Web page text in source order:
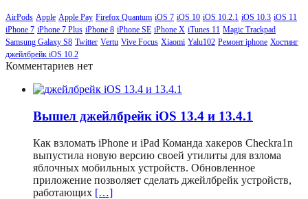
AirPods Apple Apple Pay Firefox Quantum iOS 7 iOS 10 iOS 10.2.1 iOS 10.3 iOS 11
iPhone 7 iPhone 7 Plus iPhone 8 iPhone SE iPhone X iTunes 11 Magic Trackpad
Samsung Galaxy S8 Twitter Vertu Vive Focus Xiaomi Yalu102 Ремонт iphone Хостинг
джейлбрейк iOS 10.2
Комментариев нет
Вышел джейлбрейк iOS 13.4 и 13.4.1
Как взломать iPhone и iPad Команда хакеров Checkra1n
выпустила новую версию своей утилиты для взлома
яблочных мобильных устройств. Обновленное
приложение позволяет сделать джейлбрейк устройств,
работающих […]